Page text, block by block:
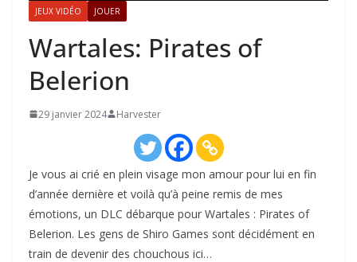
JEUX VIDÉO JOUER
Wartales: Pirates of
Belerion
29 janvier 2024 Harvester
Je vous ai crié en plein visage mon amour pour lui en fin
d’année dernière et voilà qu’à peine remis de mes
émotions, un DLC débarque pour Wartales : Pirates of
Belerion. Les gens de Shiro Games sont décidément en
train de devenir des chouchous ici…